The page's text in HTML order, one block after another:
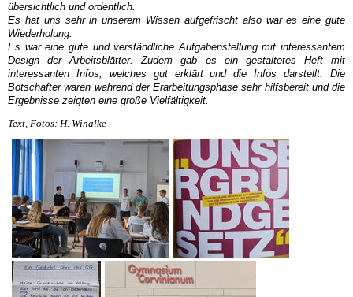
übersichtlich und ordentlich.
Es hat uns sehr in unserem Wissen aufgefrischt also war es eine gute
Wiederholung.
Es war eine gute und verständliche Aufgabenstellung mit interessantem
Design der Arbeitsblätter. Zudem gab es ein gestaltetes Heft mit
interessanten Infos, welches gut erklärt und die Infos darstellt. Die
Botschafter waren während der Erarbeitungsphase sehr hilfsbereit und die
Ergebnisse zeigten eine große Vielfältigkeit.
Text, Fotos: H. Winalke